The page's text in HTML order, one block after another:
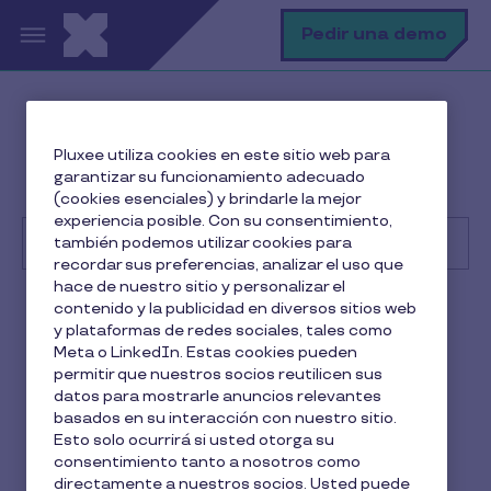
Pasar al contenido principal Pedir una demo
Solución de problemas comunes
¿Cuándo caduca el Ticket Transporte de Pluxee?
Buscar
Beneficiario
¿Cuándo caduca el Ticket
Transporte de Pluxee?
1 min de lectura 4 Noviembre 2025
Pluxee utiliza cookies en este sitio web para
garantizar su funcionamiento adecuado
(cookies esenciales) y brindarle la mejor
experiencia posible. Con su consentimiento,
también podemos utilizar cookies para
recordar sus preferencias, analizar el uso que
hace de nuestro sitio y personalizar el
contenido y la publicidad en diversos sitios web
y plataformas de redes sociales, tales como
Meta o LinkedIn. Estas cookies pueden
permitir que nuestros socios reutilicen sus
datos para mostrarle anuncios relevantes
basados en su interacción con nuestro sitio.
Esto solo ocurrirá si usted otorga su
consentimiento tanto a nosotros como
directamente a nuestros socios. Usted puede